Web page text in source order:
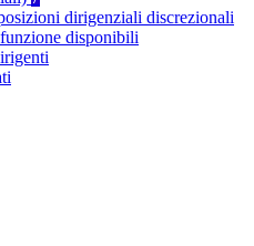
dirigenziali discrezionali
disponibili